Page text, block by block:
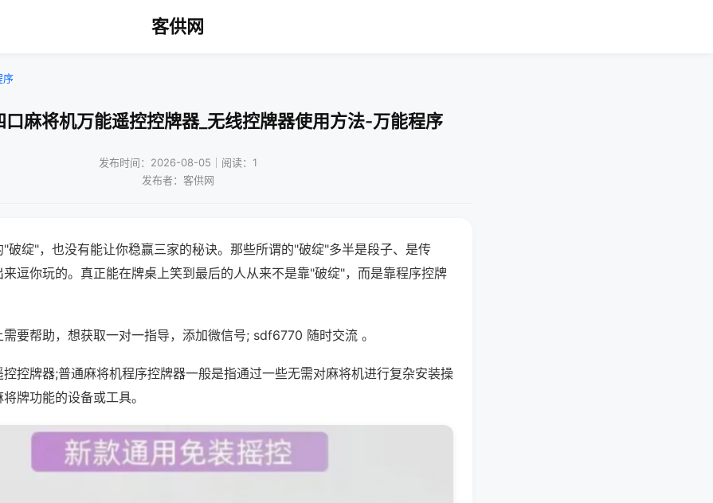
客供网
序
口麻将机万能遥控控牌器_无线控牌器使用方法-万能程序
发布时间：2026-08-05｜阅读：1
发布者：客供网
破绽"，也没有能让你稳赢三家的秘诀。那些所谓的"破绽"多半是段子、是传
逗你玩的。真正能在牌桌上笑到最后的人从来不是靠"破绽"，而是靠程序控牌
要帮助，想获取一对一指导，添加微信号; sdf6770 随时交流 。
控牌器;普通麻将机程序控牌器一般是指通过一些无需对麻将机进行复杂安装操
牌功能的设备或工具。